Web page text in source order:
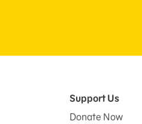
Support Us
Donate Now